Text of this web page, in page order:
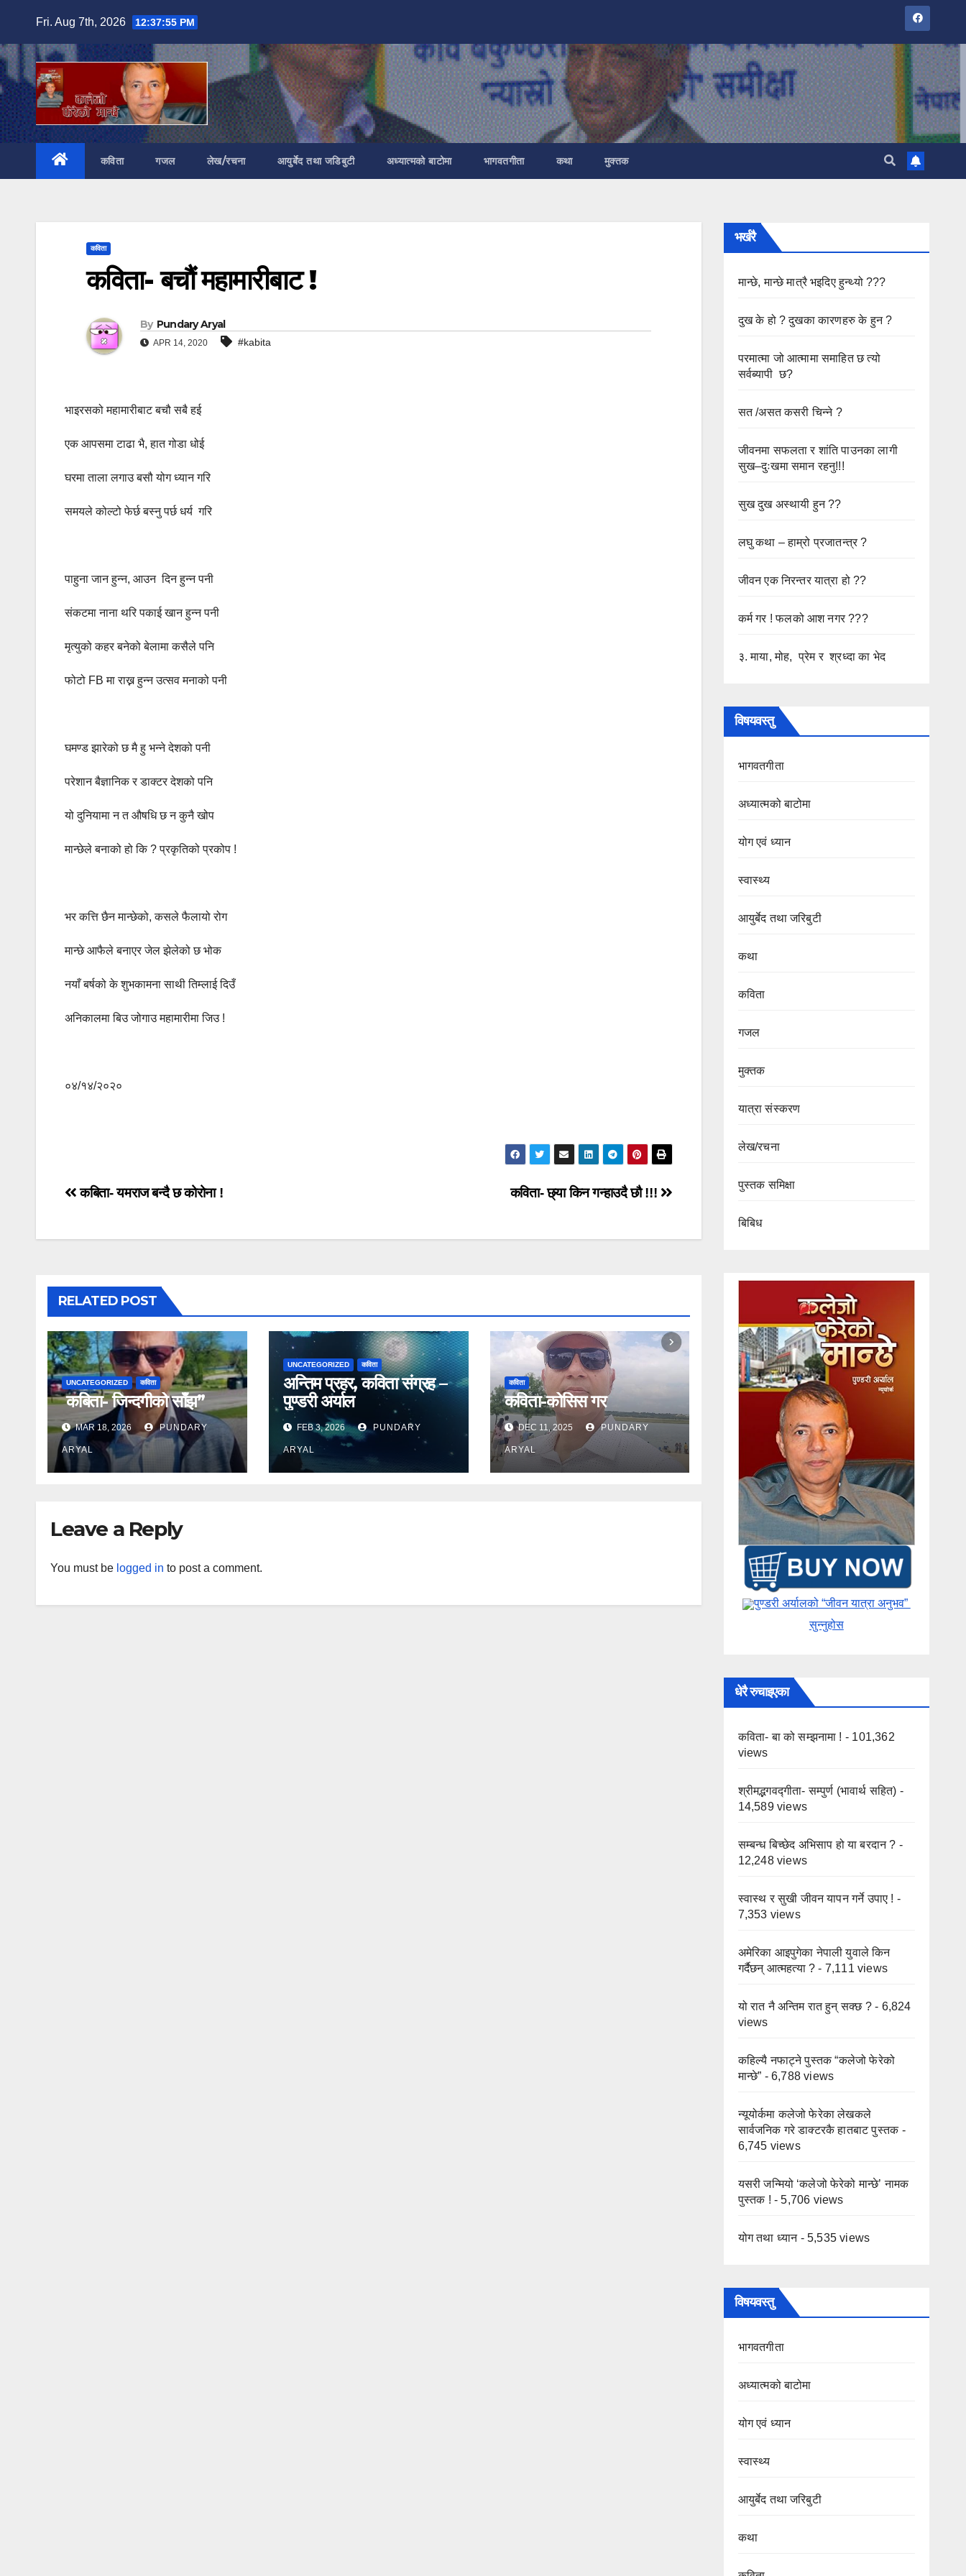
content
Fri. Aug 7th, 2026 12:37:56 PM
कविता गजल लेख/रचना आयुर्बेद तथा जडिबुटी अध्यात्मको बाटोमा भागवतगीता कथा मुक्तक
कविता
कविता- बचौं महामारीबाट !
By Pundary Aryal
APR 14, 2020 #kabita
भाइरसको महामारीबाट बचौ सबै हई
एक आपसमा टाढा भै, हात गोडा धोई
घरमा ताला लगाउ बसौ योग ध्यान गरि
समयले कोल्टो फेर्छ बस्नु पर्छ धर्य गरि
पाहुना जान हुन्न, आउन दिन हुन्न पनी
संकटमा नाना थरि पकाई खान हुन्न पनी
मृत्युको कहर बनेको बेलामा कसैले पनि
फोटो FB मा राख्न हुन्न उत्सव मनाको पनी
घमण्ड झारेको छ मै हु भन्ने देशको पनी
परेशान बैज्ञानिक र डाक्टर देशको पनि
यो दुनियामा न त औषधि छ न कुनै खोप
मान्छेले बनाको हो कि ? प्रकृतिको प्रकोप !
भर कत्ति छैन मान्छेको, कसले फैलायो रोग
मान्छे आफैले बनाएर जेल झेलेको छ भोक
नयाँ बर्षको के शुभकामना साथी तिम्लाई दिउँ
अनिकालमा बिउ जोगाउ महामारीमा जिउ !
०४/१४/२०२०
Post
कविता- छ्या किन गन्हाउदै छौ !!!
कबिता- यमराज बन्दै छ कोरोना !
RELATED POST
UNCATEGORIZED कविता
कबिता- जिन्दगीको साँझ”
MAR 18, 2026 PUNDARY
ARYAL
UNCATEGORIZED कविता
अन्तिम प्रहर, कविता संग्रह –
पुण्डरी अर्याल
FEB 3, 2026 PUNDARY
ARYAL
कविता
कविता-कोसिस गर
DEC 11, 2025 PUNDARY
ARYAL
Leave a Reply
You must be logged in to post a comment.
भर्खरै
मान्छे, मान्छे मात्रै भइदिए हुन्थ्यो ???
दुख के हो ? दुखका कारणहरु के हुन ?
परमात्मा जो आत्मामा समाहित छ त्यो
सर्वब्यापी छ?
सत /असत कसरी चिन्ने ?
जीवनमा सफलता र शांति पाउनका लागी
सुख–दुःखमा समान रहनु!!!
सुख दुख अस्थायी हुन ??
लघु कथा – हाम्रो प्रजातन्त्र ?
जीवन एक निरन्तर यात्रा हो ??
कर्म गर ! फलको आश नगर ???
३. माया, मोह, प्रेम र श्रध्दा का भेद
विषयवस्तु
भागवतगीता
अध्यात्मको बाटोमा
योग एवं ध्यान
स्वास्थ्य
आयुर्बेद तथा जरिबुटी
कथा
कविता
गजल
मुक्तक
यात्रा संस्करण
लेख/रचना
पुस्तक समिक्षा
बिबिध
पुण्डरी अर्यालको “जीवन यात्रा अनुभव” ​
सुन्नुहोस
धेरै रुचाइएका
कविता- बा को सम्झनामा ! - 101,362
views
श्रीमद्भगवद्गीता- सम्पुर्ण (भावार्थ सहित) -
14,589 views
सम्बन्ध बिच्छेद अभिसाप हो या बरदान ? -
12,248 views
स्वास्थ र सुखी जीवन यापन गर्ने उपाए ! -
7,353 views
अमेरिका आइपुगेका नेपाली युवाले किन
गर्दैछन् आत्महत्या ? - 7,111 views
यो रात नै अन्तिम रात हुन् सक्छ ?- 6,824
views
कहिल्यै नफाट्ने पुस्तक “कलेजो फेरेको
मान्छे” - 6,788 views
न्यूयोर्कमा कलेजो फेरेका लेखकले
सार्वजनिक गरे डाक्टरकै हातबाट पुस्तक-
6,745 views
यसरी जन्मियो ‘कलेजो फेरेको मान्छे’ नामक
पुस्तक ! - 5,706 views
योग तथा ध्यान- 5,535 views
विषयवस्तु
भागवतगीता
अध्यात्मको बाटोमा
योग एवं ध्यान
स्वास्थ्य
आयुर्बेद तथा जरिबुटी
कथा